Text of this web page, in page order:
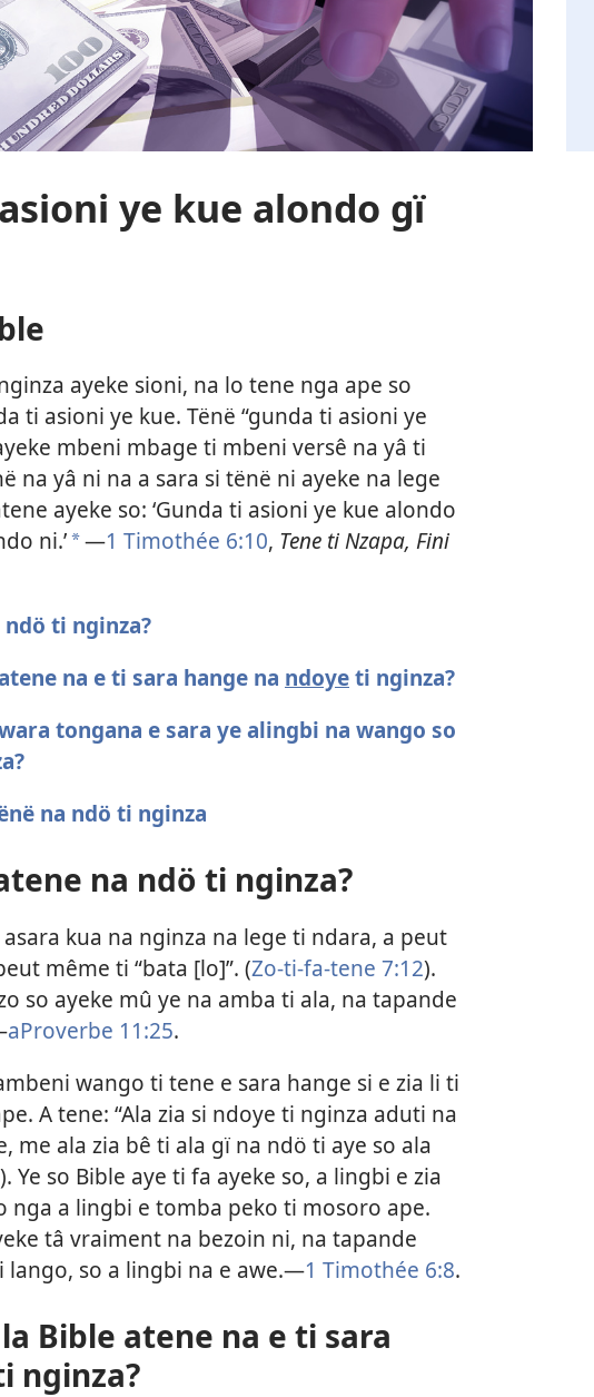
ye kue alondo gï
ayeke sioni, na lo tene nga ape so
ti asioni ye kue. Tënë “gunda ti asioni ye
mbeni mbage ti mbeni versê na yâ ti
na yâ ni na a sara si tënë ni ayeke na lege
ayeke so: ‘Gunda ti asioni ye kue alondo
ni.’a—1 Timothée 6:10, Tene ti Nzapa, Fini
ti nginza?
na e ti sara hange na ndoyeti nginza?
tongana e sara ye alingbi na wango so
na ndö ti nginza
na ndö ti nginza?
kua na nginza na lege ti ndara, a peut
même ti “bata [lo]”. (Zo-ti-fa-tene 7:12).
so ayeke mû ye na amba ti ala, na tapande
aProverbe 11:25.
wango ti tene e sara hange si e zia li ti
A tene: “Ala zia si ndoye ti nginza aduti na
me ala zia bê ti ala gï na ndö ti aye so ala
). Ye so Bible aye ti fa ayeke so, a lingbi e zia
nga a lingbi e tomba peko ti mosoro ape.
tâ vraiment na bezoin ni, na tapande
so a lingbi na e awe.—1 Timothée 6:8.
Bible atene na e ti sara
nginza?